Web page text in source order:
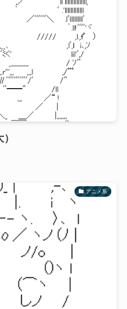
アニメ系